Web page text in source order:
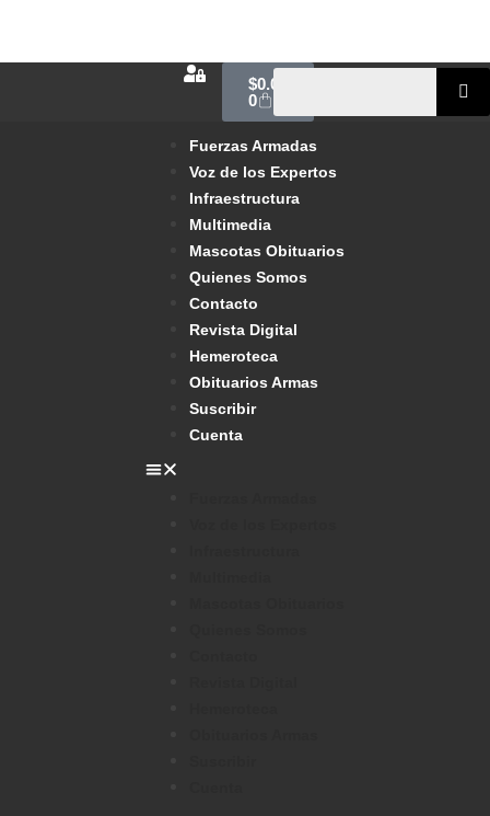
$0.00
0
Fuerzas Armadas
Voz de los Expertos
Infraestructura
Multimedia
Mascotas Obituarios
Quienes Somos
Contacto
Revista Digital
Hemeroteca
Obituarios Armas
Suscribir
Cuenta